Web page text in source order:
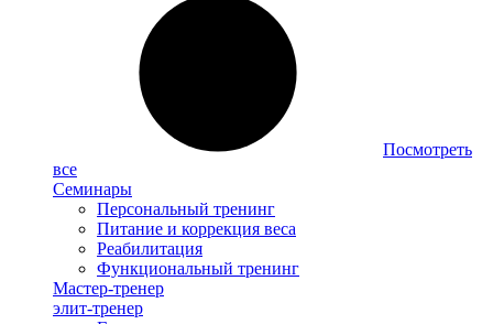
Посмотреть
все
Семинары
Персональный тренинг
Питание и коррекция веса
Реабилитация
Функциональный тренинг
Мастер-тренер
элит-тренер